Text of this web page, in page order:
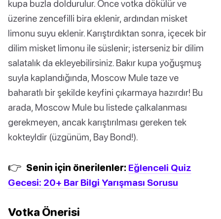
kupa buzla doldurulur. Önce votka dökülür ve
üzerine zencefilli bira eklenir, ardından misket
limonu suyu eklenir. Karıştırdıktan sonra, içecek bir
dilim misket limonu ile süslenir; isterseniz bir dilim
salatalık da ekleyebilirsiniz. Bakır kupa yoğuşmuş
suyla kaplandığında, Moscow Mule taze ve
baharatlı bir şekilde keyfini çıkarmaya hazırdır! Bu
arada, Moscow Mule bu listede çalkalanması
gerekmeyen, ancak karıştırılması gereken tek
kokteyldir (üzgünüm, Bay Bond!).
👉 Senin için önerilenler: Eğlenceli Quiz
Gecesi: 20+ Bar Bilgi Yarışması Sorusu
Votka Önerisi